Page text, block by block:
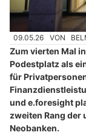
09.05.26 VON
Zum vierten Mal
Podestplatz als
für
und e.foresight
zweiten Rang der
Neobanken.